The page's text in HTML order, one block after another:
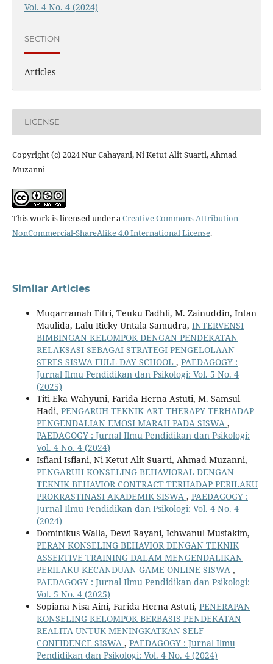
Vol. 4 No. 4 (2024)
SECTION
Articles
LICENSE
Copyright (c) 2024 Nur Cahayani, Ni Ketut Alit Suarti, Ahmad
Muzanni
This work is licensed under aCreative Commons Attribution-
NonCommercial-ShareAlike 4.0 International License.
Similar Articles
Muqarramah Fitri, Teuku Fadhli, M. Zainuddin, Intan
Maulida, Lalu Ricky Untala Samudra, INTERVENSI
BIMBINGAN KELOMPOK DENGAN PENDEKATAN
RELAKSASI SEBAGAI STRATEGI PENGELOLAAN
STRES SISWA FULL DAY SCHOOL , PAEDAGOGY :
Jurnal Ilmu Pendidikan dan Psikologi: Vol. 5 No. 4
(2025)
Titi Eka Wahyuni, Farida Herna Astuti, M. Samsul
Hadi, PENGARUH TEKNIK ART THERAPY TERHADAP
PENGENDALIAN EMOSI MARAH PADA SISWA ,
PAEDAGOGY : Jurnal Ilmu Pendidikan dan Psikologi:
Vol. 4 No. 4 (2024)
Isfiani Isfiani, Ni Ketut Alit Suarti, Ahmad Muzanni,
PENGARUH KONSELING BEHAVIORAL DENGAN
TEKNIK BEHAVIOR CONTRACT TERHADAP PERILAKU
PROKRASTINASI AKADEMIK SISWA , PAEDAGOGY :
Jurnal Ilmu Pendidikan dan Psikologi: Vol. 4 No. 4
(2024)
Dominikus Walla, Dewi Rayani, Ichwanul Mustakim,
PERAN KONSELING BEHAVIOR DENGAN TEKNIK
ASSERTIVE TRAINING DALAM MENGENDALIKAN
PERILAKU KECANDUAN GAME ONLINE SISWA ,
PAEDAGOGY : Jurnal Ilmu Pendidikan dan Psikologi:
Vol. 5 No. 4 (2025)
Sopiana Nisa Aini, Farida Herna Astuti, PENERAPAN
KONSELING KELOMPOK BERBASIS PENDEKATAN
REALITA UNTUK MENINGKATKAN SELF
CONFIDENCE SISWA , PAEDAGOGY : Jurnal Ilmu
Pendidikan dan Psikologi: Vol. 4 No. 4 (2024)